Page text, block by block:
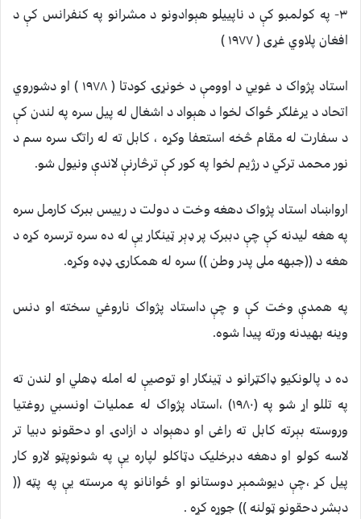
٣- په کولمبو کې د ناپييلو هېوادونو د مشرانو په کنفرانس کې د
افغان پلاوي غړى ( ١٩٧٧ )
استاد پژواک د غويي د اوومې د خونړۍ کودتا ( ١٩٧٨ ) او دشوروي
اتحاد د يرغلګر ځواک لخوا د هېواد د اشغال له پيل سره په لندن کې
د سفارت له مقام څخه استعفا وکړه ، کابل ته له راتګ سره سم د
نور محمد ترکي د رژيم لخوا په کور کې ترڅارنې لاندې ونيول شو.
ارواښاد استاد پژواک دهغه وخت د دولت د رييس ببرک کارمل سره
په هغه ليدنه کې چې دببرک پر ډېر ټينګار يې له ده سره ترسره کړه د
هغه د ((جبهه ملى پدر وطن )) سره له همکارۍ ډډه وکړه.
په همدې وخت کې و چې داستاد پژواک ناروغي سخته او دنس
وينه بهيدنه ورته پيدا شوه.
ده د پالونکيو ډاکټرانو د ټينګار او توصيې له امله ډهلي او لندن ته
په تللو اړ شو په (١٩٨٠) ،استاد پژواک له عمليات اونسبي روغتيا
وروسته بېرته کابل ته راغى او دهېواد د ازادۍ او دحقونو دبيا تر
لاسه کولو او دهغه دبرخليک دټاکلو لپاره يې په شونوپټو لارو کار
پيل کړ ،چې ديوشمېر دوستانو او ځوانانو په مرسته يې په پټه ((
دبشر دحقونو ټولنه )) جوړه کړه .